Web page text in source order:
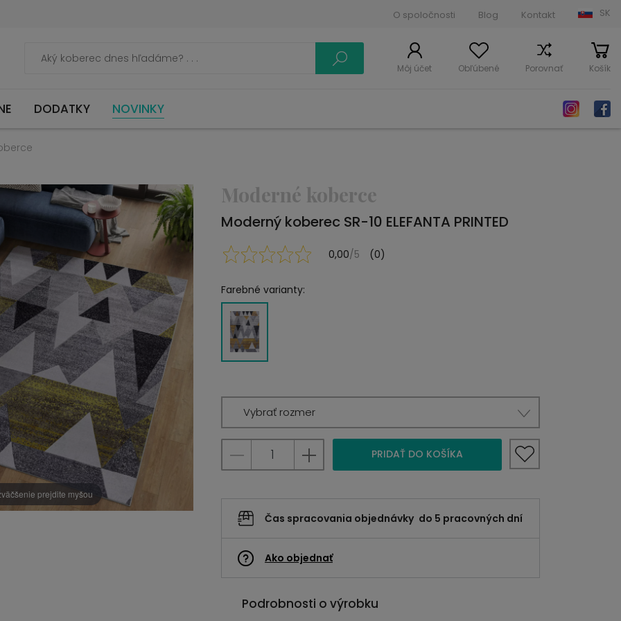
O spoločnosti Blog Kontakt SK
Môj účet Obľúbené Porovnať Košík
DODATKY NOVINKY
prejdite myšou
Moderné koberce
Moderný koberec SR-10 ELEFANTA PRINTED
0,00/5 (0)
Farebné varianty:
Vybrať rozmer
PRIDAŤ DO KOŠÍKA
Čas spracovania objednávky do 5 pracovných dní
Ako objednať
Podrobnosti o výrobku